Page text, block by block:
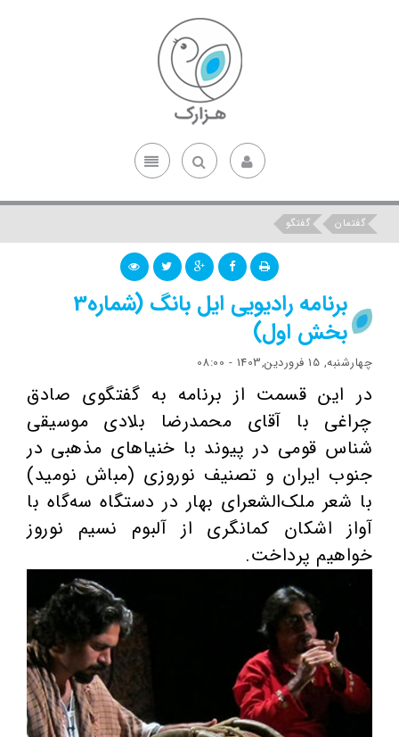
گفتمان گفتگو
برنامه رادیویی ایل بانگ (شماره3
بخش اول)
چهارشنبه, 15 فروردین,1403 - 08:00
در این قسمت از برنامه به گفتگوی صادق
چراغی با آقای محمدرضا بلادی موسیقی
شناس قومی در پیوند با خنیاهای مذهبی در
جنوب ایران و تصنیف نوروزی (مباش نومید)
با شعر ملک‌الشعرای بهار در دستگاه سه‌گاه با
آواز اشکان کمانگری از آلبوم نسیم نوروز
خواهیم پرداخت.